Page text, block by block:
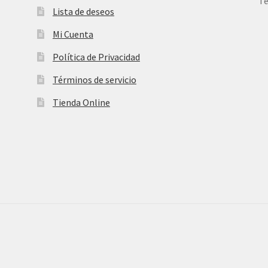
Lista de deseos
Mi Cuenta
Política de Privacidad
Términos de servicio
Tienda Online